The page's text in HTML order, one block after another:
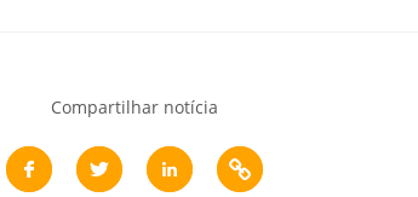
Compartilhar notícia